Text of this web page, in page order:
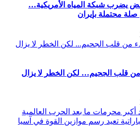
يضرب شبكة المياه الأمريكية…
محتملة بإيران
قلب الجحيم… لكن الخطر لا يزال